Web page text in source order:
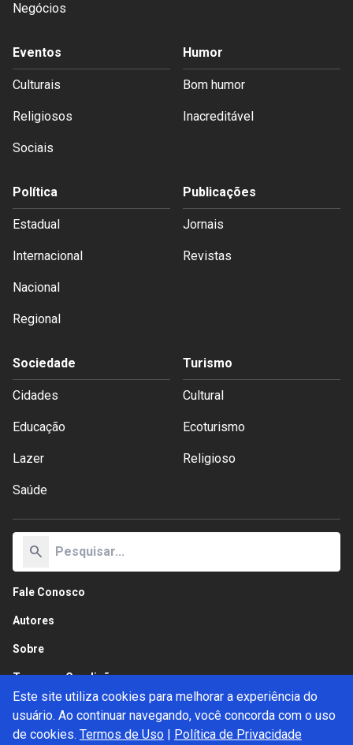
Este site utiliza cookies para melhorar a experiência do
usuário. Ao continuar navegando, você concorda com o uso
de cookies. Termos de Uso | Política de Privacidade
Negócios
Eventos
Culturais
Religiosos
Sociais
Humor
Bom humor
Inacreditável
Política
Estadual
Internacional
Nacional
Regional
Publicações
Jornais
Revistas
Sociedade
Cidades
Educação
Lazer
Saúde
Turismo
Cultural
Ecoturismo
Religioso
search
Fale Conosco
Autores
Sobre
Termos e Condições